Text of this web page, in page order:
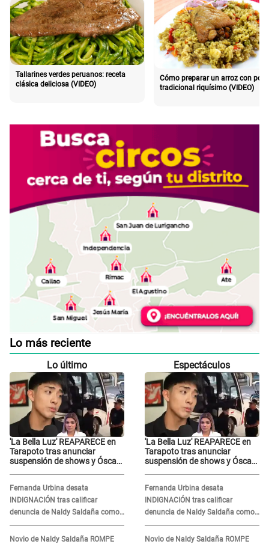
Tallarines verdes peruanos: receta
clásica deliciosa (VIDEO)
Cómo preparar un arroz con pollo
tradicional riquísimo (VIDEO)
Lo más reciente
Lo último
'La Bella Luz' REAPARECE en
Tarapoto tras anunciar
suspensión de shows y Óscar
Fernanda Urbina desata
INDIGNACIÓN tras calificar
denuncia de Naldy Saldaña como
'acto bochornoso': "No es justo
atacar a otra mujer"
Novio de Naldy Saldaña ROMPE
Espectáculos
'La Bella Luz' REAPARECE en
Tarapoto tras anunciar
suspensión de shows y Óscar
Fernanda Urbina desata
INDIGNACIÓN tras calificar
denuncia de Naldy Saldaña como
'acto bochornoso': "No es justo
atacar a otra mujer"
Novio de Naldy Saldaña ROMPE